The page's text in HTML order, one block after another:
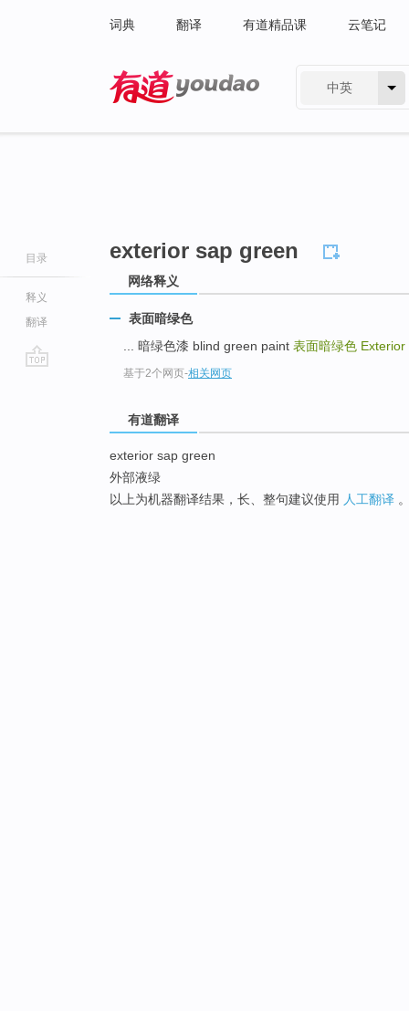
词典 翻译 有道精品课 云笔记
中英
目录
释义
翻译
exterior sap green
网络释义
表面暗绿色
... 暗绿色漆 blind green paint 表面暗绿色
基于2个网页-相关网页
有道翻译
exterior sap green
外部液绿
以上为机器翻译结果，长、整句建议使用 人工翻译